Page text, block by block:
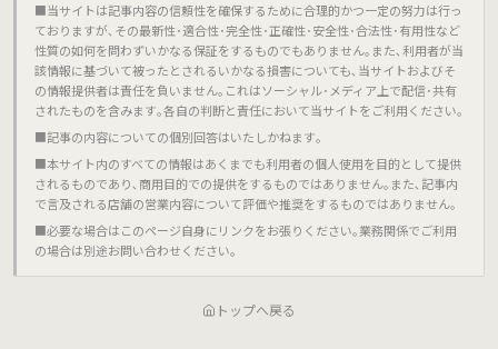
■当サイトは記事内容の信頼性を確保するために合理的かつ一定の努力は行っ
ておりますが､その最新性･適合性･完全性･正確性･安全性･合法性･有用性など
性質の如何を問わずいかなる保証をするものでもありません｡また､利用者が当
該情報に基づいて被ったとされるいかなる損害についても､当サイトおよびそ
の情報提供者は責任を負いません｡これはソーシャル･メディア上で配信･共有
されたものを含みます｡各自の判断と責任において当サイトをご利用ください｡
■記事の内容についての個別回答はいたしかねます｡
■本サイト内のすべての情報はあくまでも利用者の個人使用を目的として提供
されるものであり､商用目的での提供をするものではありません｡また､記事内
で言及される店舗の営業内容について評価や推奨をするものではありません｡
■必要な場合はこのページ自身にリンクをお張りください｡業務関係でご利用
の場合は別途お問い合わせください｡
トップへ戻る